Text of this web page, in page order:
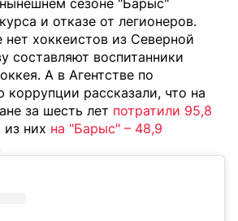
сезоне "Барыс"
и отказе от легионеров.
нет хоккеистов из Северной
составляют воспитанники
А в Агентстве по
коррупции рассказали, что на
за шесть лет потратили 95,8
из них на "Барыс" – 48,9